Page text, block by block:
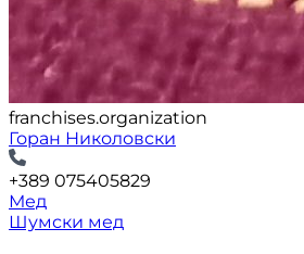
franchises.organization
Горан Николовски
+389 075405829
Мед
Шумски мед